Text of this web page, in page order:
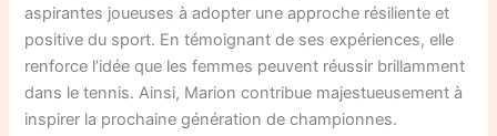
aspirantes joueuses à adopter une approche résiliente et
positive du sport. En témoignant de ses expériences, elle
renforce l’idée que les femmes peuvent réussir brillamment
dans le tennis. Ainsi, Marion contribue majestueusement à
inspirer la prochaine génération de championnes.